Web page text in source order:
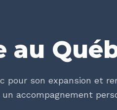
au
pour son expansion et
accompagnement